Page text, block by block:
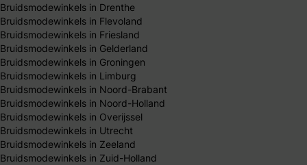
Bruidsmodewinkels in Drenthe
Bruidsmodewinkels in Flevoland
Bruidsmodewinkels in Friesland
Bruidsmodewinkels in Gelderland
Bruidsmodewinkels in Groningen
Bruidsmodewinkels in Limburg
Bruidsmodewinkels in Noord-Brabant
Bruidsmodewinkels in Noord-Holland
Bruidsmodewinkels in Overijssel
Bruidsmodewinkels in Utrecht
Bruidsmodewinkels in Zeeland
Bruidsmodewinkels in Zuid-Holland